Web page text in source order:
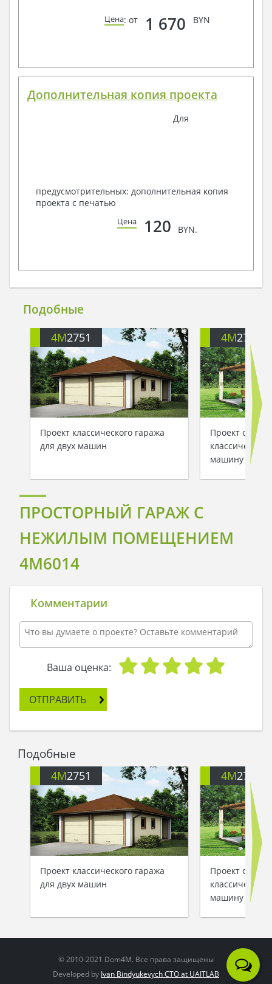
Цена: от 1 670 BYN
Дополнительная копия проекта
Для
предусмотрительных: дополнительная копия
проекта с печатью
Цена 120 BYN.
Подобные
4M2751
Проект классического гаража
для двух машин
4M2753
Проект
машину с
ПРОСТОРНЫЙ ГАРАЖ С
НЕЖИЛЫМ ПОМЕЩЕНИЕМ
4M6014
Комментарии
Ваша оценка:
ОТПРАВИТЬ
Подобные
4M2751
Проект классического гаража
для двух машин
4M2753
Проект
машину с
© 2010-2021 Dom4M. Все права защищены
Developed by Ivan Bindyukevych CTO at UAITLAB